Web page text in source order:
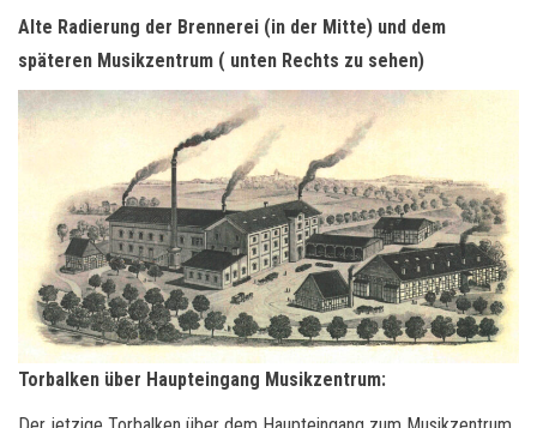
Alte Radierung der Brennerei (in der Mitte) und dem
späteren Musikzentrum ( unten Rechts zu sehen)
Torbalken über Haupteingang Musikzentrum: